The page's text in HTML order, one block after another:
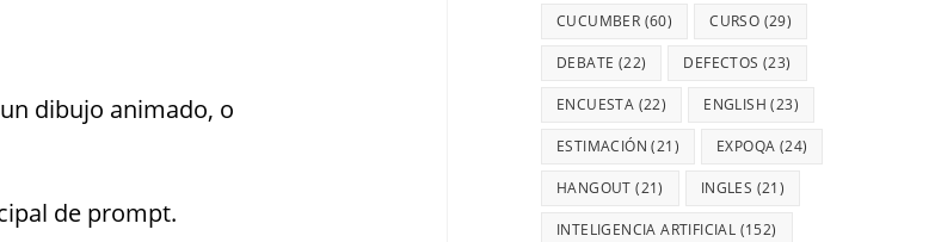
dibujo animado, o
de prompt.
CUCUMBER (60) CURSO (29)
DEBATE (22) DEFECTOS (23)
ENCUESTA (22) ENGLISH (23)
ESTIMACIÓN (21) EXPOQA (24)
HANGOUT (21) INGLES (21)
INTELIGENCIA ARTIFICIAL (152)